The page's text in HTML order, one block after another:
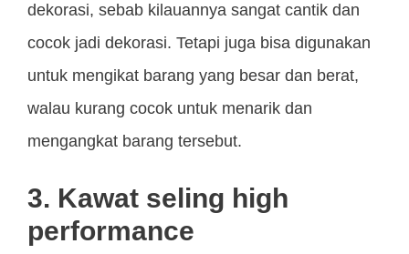
dekorasi, sebab kilauannya sangat cantik dan
cocok jadi dekorasi. Tetapi juga bisa digunakan
untuk mengikat barang yang besar dan berat,
walau kurang cocok untuk menarik dan
mengangkat barang tersebut.
3. Kawat seling high
performance